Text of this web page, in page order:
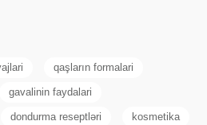
qaşların formalari
gavalinin faydalari
dondurma reseptləri kosmetika